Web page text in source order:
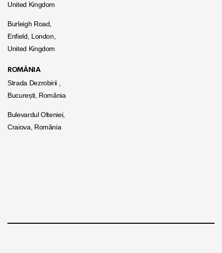
United Kingdom
Burleigh Road,
Enfield, London,
United Kingdom
ROMÂNIA
Strada Dezrobirii ,
București, România
Bulevardul Olteniei,
Craiova, România